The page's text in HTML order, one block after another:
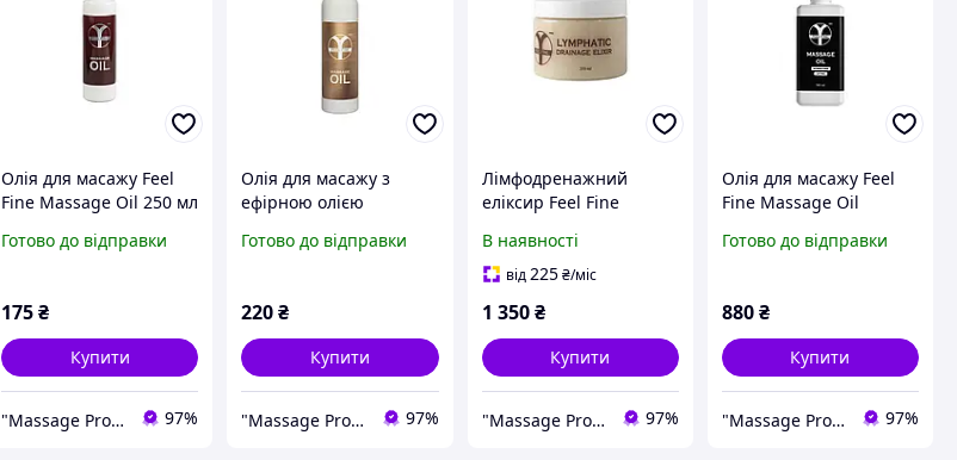
Олія для масажу Feel
Fine Massage Oil 250 мл
професійного масажу
Готово до відправки
175₴
Купити
"Massage Pro": Товари для масажу, краси та здоров'я! 97%
Олія для масажу з
ефірною олією
Massage Oil 250 мл
Готово до відправки
220₴
Купити
"Massage Pro": Товари для масажу, краси та здоров'я! 97%
Лімфодренажний
еліксир Feel Fine
Elixir 350 мл Засіб для
лімфодренажу тіла
В наявності
від225 ₴/міс
1 350 ₴
Купити
"Massage Pro": Товари для масажу, краси та здоров'я! 97%
Олія для масажу Feel
Fine Massage Oil
мл Преміальна
Готово до відправки
880₴
Купити
"Massage Pro": Товари для масажу, краси та здоров'я! 97%